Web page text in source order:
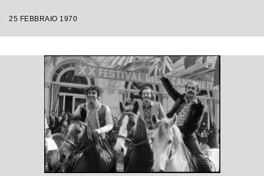
25 FEBBRAIO 1970